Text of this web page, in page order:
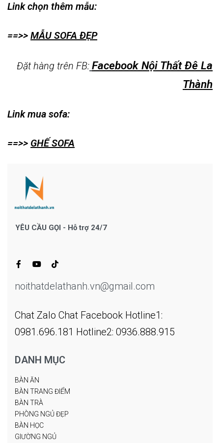
Link chọn thêm mẫu:
==>> MẪU SOFA ĐẸP
Đặt hàng trên FB: Facebook Nội Thất Đê La
Thành
Link mua sofa:
==>> GHẾ SOFA
YÊU CẦU GỌI - Hỗ trợ 24/7
noithatdelathanh.vn@gmail.com
Chat Zalo Chat Facebook Hotline1:
0981.696.181 Hotline2: 0936.888.915
DANH MỤC
BÀN ĂN
BÀN TRANG ĐIỂM
BÀN TRÀ
PHÒNG NGỦ ĐẸP
BÀN HỌC
GIƯỜNG NGỦ